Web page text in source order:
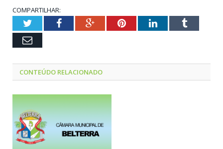
COMPARTILHAR:
TwitterFacebookGoogle+PinterestLinkedInTumblr
Email
CONTEÚDO RELACIONADO